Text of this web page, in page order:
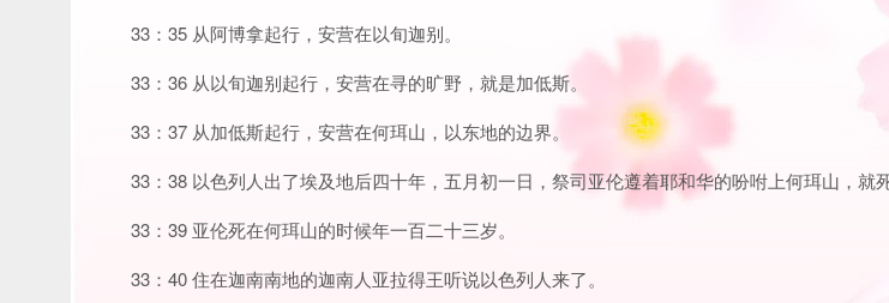
33：35 从阿博拿起行，安营在以旬迦别。
33：36 从以旬迦别起行，安营在寻的旷野，就是加低斯。
33：37 从加低斯起行，安营在何珥山，以东地的边界。
33：38 以色列人出了埃及地后四十年，五月初一日，祭司亚伦遵着耶和华的吩咐上何珥山，就死
33：39 亚伦死在何珥山的时候年一百二十三岁。
33：40 住在迦南南地的迦南人亚拉得王听说以色列人来了。